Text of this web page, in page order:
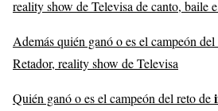
reality show de Televisa de canto, baile
Además quién ganó o es el campeón del
Retador, reality show de Televisa
Quién ganó o es el campeón del reto de